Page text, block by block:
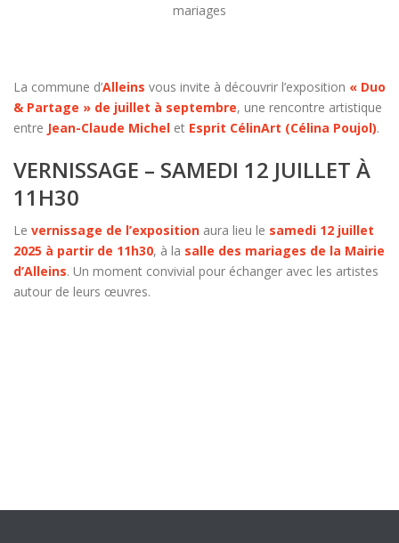
mariages
La commune d’Alleins vous invite à découvrir l’exposition « Duo
& Partage » de juillet à septembre, une rencontre artistique
entre Jean-Claude Michel et Esprit CélinArt (Célina Poujol).
VERNISSAGE – SAMEDI 12 JUILLET À
11H30
Le vernissage de l’exposition aura lieu le samedi 12 juillet
2025 à partir de 11h30, à la salle des mariages de la Mairie
d’Alleins. Un moment convivial pour échanger avec les artistes
autour de leurs œuvres.